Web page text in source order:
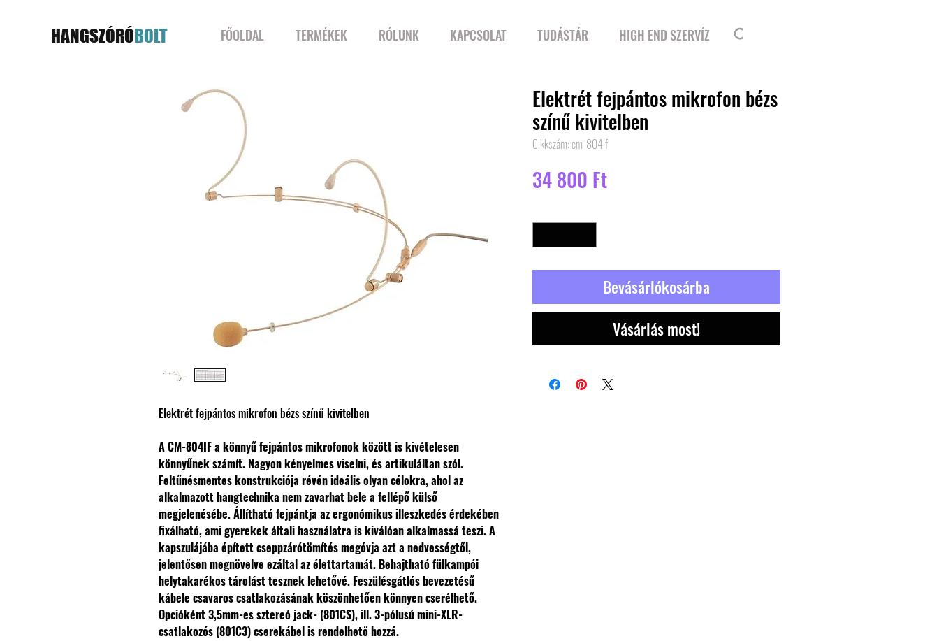
HANGSZÓRÓBOLT FŐOLDAL TERMÉKEK RÓLUNK KAPCSOLAT TUDÁSTÁR HIGH END SZERVÍZ
Elektrét fejpántos mikrofon bézs színű kivitelben
A CM-804IF a könnyű fejpántos mikrofonok között is kivételesen
könnyűnek számít. Nagyon kényelmes viselni, és artikuláltan szól.
Feltűnésmentes konstrukciója révén ideális olyan célokra, ahol az
alkalmazott hangtechnika nem zavarhat bele a fellépő külső
megjelenésébe.Állítható fejpántja az ergonómikus illeszkedés érdekében
fixálható, ami gyerekek általi használatra is kiválóan alkalmassá teszi. A
kapszulájába épített cseppzárótömítés megóvja azt a nedvességtől,
jelentősen megnövelve ezáltal az élettartamát. Behajtható fülkampói
helytakarékos tárolást tesznek lehetővé. Feszülésgátlós bevezetésű
kábele csavaros csatlakozásának köszönhetően könnyen cserélhető.
Opcióként 3,5mm-es sztereó jack- (801CS), ill. 3-pólusú mini-XLR-
csatlakozós (801C3) cserekábel is rendelhető hozzá.
Elektrét fejpántos mikrofon bézs
színű kivitelben
Cikkszám: cm-804if
34 800 FtÁr
Bevásárlókosárba
Vásárlás most!